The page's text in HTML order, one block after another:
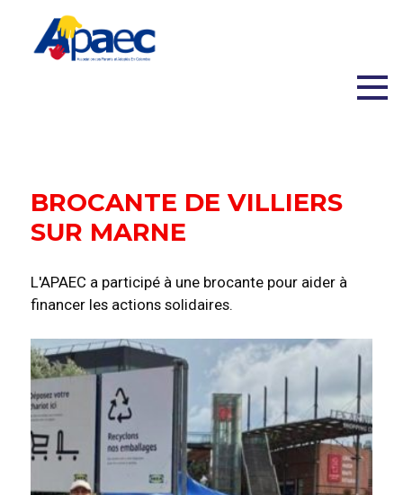
BROCANTE DE VILLIERS
SUR MARNE
L'APAEC a participé à une brocante pour aider à
financer les actions solidaires.